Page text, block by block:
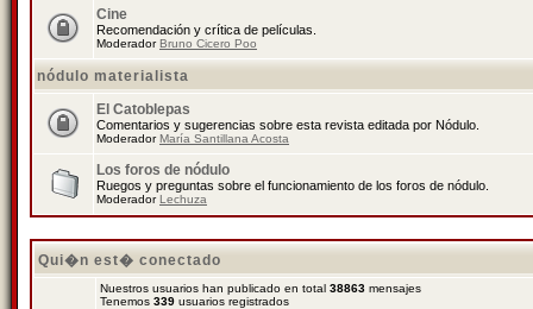
Cine
Recomendación y crítica de películas.
ModeradorBruno Cicero Poo
nódulo materialista
El Catoblepas
Comentarios y sugerencias sobre esta revista editada por Nódulo.
ModeradorMaría Santillana Acosta
Los foros de nódulo
Ruegos y preguntas sobre el funcionamiento de los foros de nódulo.
ModeradorLechuza
Qui�n est� conectado
Nuestros usuarios han publicado en total 38863 mensajes
Tenemos 339 usuarios registrados